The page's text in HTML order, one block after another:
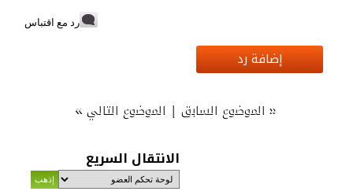
رد مع اقتباس
إضافة رد
« الموضوع السابق| الموضوع التالي»
الانتقال السريع